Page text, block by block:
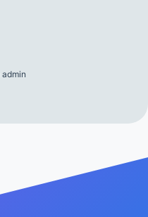
admin